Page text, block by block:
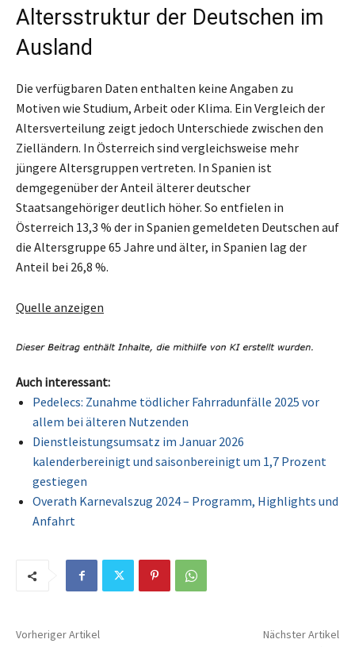
Altersstruktur der Deutschen im
Ausland
Die verfügbaren Daten enthalten keine Angaben zu
Motiven wie Studium, Arbeit oder Klima. Ein Vergleich der
Altersverteilung zeigt jedoch Unterschiede zwischen den
Zielländern. In Österreich sind vergleichsweise mehr
jüngere Altersgruppen vertreten. In Spanien ist
demgegenüber der Anteil älterer deutscher
Staatsangehöriger deutlich höher. So entfielen in
Österreich 13,3 % der in Spanien gemeldeten Deutschen auf
die Altersgruppe 65 Jahre und älter, in Spanien lag der
Anteil bei 26,8 %.
Quelle anzeigen
Auch interessant:
Pedelecs: Zunahme tödlicher Fahrradunfälle 2025 vor
allem bei älteren Nutzenden
Dienstleistungsumsatz im Januar 2026
kalenderbereinigt und saisonbereinigt um 1,7 Prozent
gestiegen
Overath Karnevalszug 2024 – Programm, Highlights und
Anfahrt
Vorheriger Artikel Nächster Artikel